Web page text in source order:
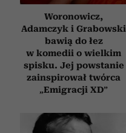
Woronowicz,
Adamczyk i Grabowski
bawią do łez
w komedii o wielkim
spisku. Jej powstanie
zainspirował twórca
„Emigracji XD”